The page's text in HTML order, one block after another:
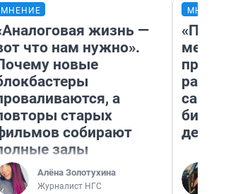
МНЕНИЕ
жизнь —
что нам нужно».
новые
а
старых
собирают
залы
Алёна Золотухина
Журналист НГС